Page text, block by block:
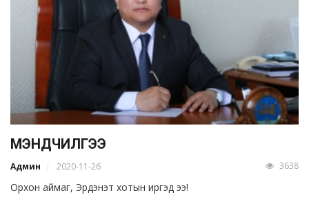
МЭНДЧИЛГЭЭ
Админ 2020-11-26 3638
Орхон аймаг, Эрдэнэт хотын иргэд ээ!